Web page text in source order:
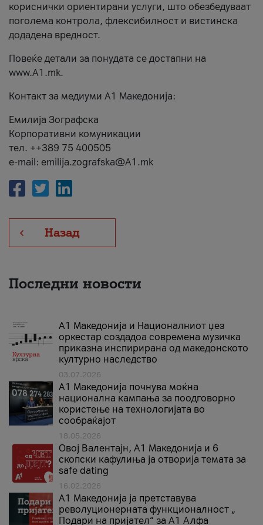
кориснички ориентирани услуги, што обезбедуваат
поголема контрола, флексибилност и вистинска
додадена вредност.
Повеќе детали за понудата се достапни на
www.А1.mk.
Контакт за медиуми А1 Македонија:
Емилија Зографска
Корпоративни комуникации
тел. ++389 75 400505
e-mail: emilija.zografska@A1.mk
Назад
Последни новости
А1 Македонија и Националниот џез
оркестар создадоа современа музичка
приказна инспирирана од македонското
културно наследство
03.07.2026
A1 Македонија почнува моќна
национална кампања за поодговорно
користење на технологијата во
сообраќајот
18.05.2026
Овој Валентајн, A1 Македонија и 6
скопски кафулиња ја отворија темата за
safe dating
16.02.2026
А1 Македонија ја претставува
револуционерната функционалност „
Подари на пријател“ за А1 Алфа